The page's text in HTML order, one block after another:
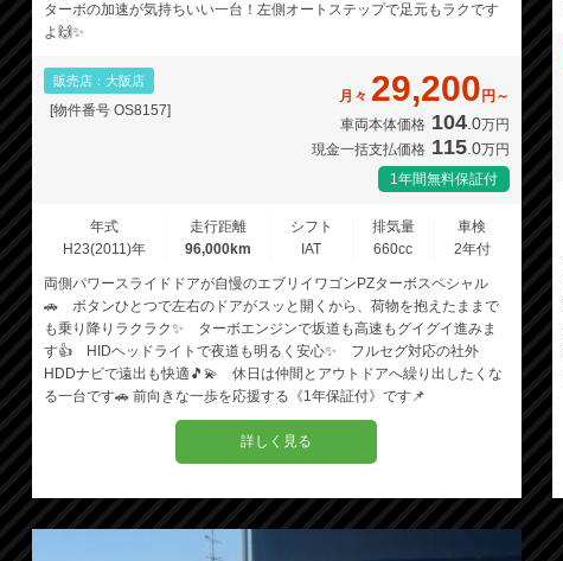
ターボの加速が気持ちいい一台！左側オートステップで足元もラクです
よ🙌✨
販売店：大阪店
[物件番号 OS8157]
月々 29,200 円～
車両本体価格 104.0万円
現金一括支払価格 115.0万円
1年間無料保証付
年式
H23(2011)年
走行距離
96,000km
シフト
IAT
排気量
660cc
車検
2年付
両側パワースライドドアが自慢のエブリイワゴンPZターボスペシャル
🚗 ボタンひとつで左右のドアがスッと開くから、荷物を抱えたままで
も乗り降りラクラク✨ ターボエンジンで坂道も高速もグイグイ進みま
す👍 HIDヘッドライトで夜道も明るく安心✨ フルセグ対応の社外
HDDナビで遠出も快適🎵💫 休日は仲間とアウトドアへ繰り出したくな
る一台です🚗 前向きな一歩を応援する《1年保証付》です📌
詳しく見る